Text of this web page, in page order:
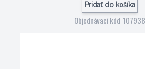
Pridať do košíka
Objednávací kód: 107938